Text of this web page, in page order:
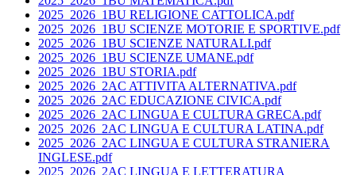
2025_2026_1BU RELIGIONE CATTOLICA.pdf
2025_2026_1BU SCIENZE MOTORIE E SPORTIVE.pdf
2025_2026_1BU SCIENZE NATURALI.pdf
2025_2026_1BU SCIENZE UMANE.pdf
2025_2026_1BU STORIA.pdf
2025_2026_2AC ATTIVITA ALTERNATIVA.pdf
2025_2026_2AC EDUCAZIONE CIVICA.pdf
2025_2026_2AC LINGUA E CULTURA GRECA.pdf
2025_2026_2AC LINGUA E CULTURA LATINA.pdf
2025_2026_2AC LINGUA E CULTURA STRANIERA
INGLESE.pdf
2025_2026_2AC LINGUA E LETTERATURA